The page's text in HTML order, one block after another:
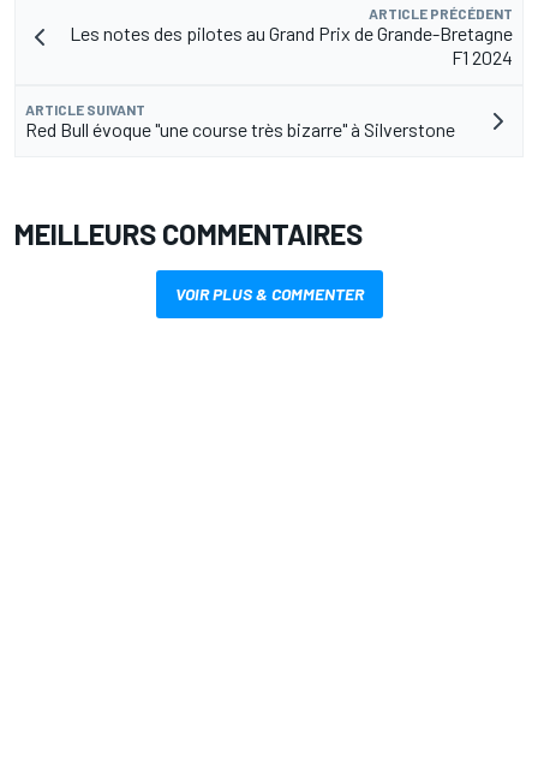
ARTICLE PRÉCÉDENT
Les notes des pilotes au Grand Prix de Grande-Bretagne
F1 2024
ARTICLE SUIVANT
Red Bull évoque "une course très bizarre" à Silverstone
MEILLEURS COMMENTAIRES
VOIR PLUS & COMMENTER